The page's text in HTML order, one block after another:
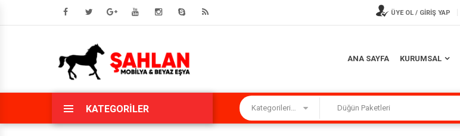
HAKKIMIZDA
ÜYE OL / GİRİŞ YAP
ANA SAYFA KURUMSAL
KATEGORİLER Kategorilerimiz